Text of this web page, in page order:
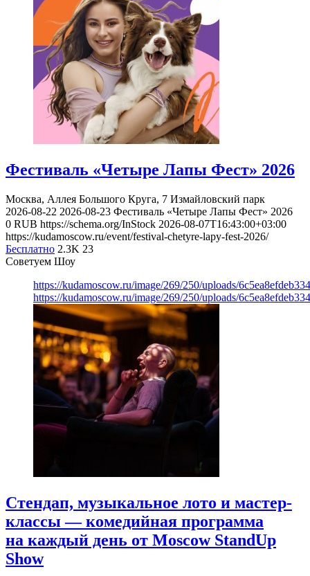
Фестиваль «Четыре Лапы Фест» 2026
Москва, Аллея Большого Круга, 7 Измайловский парк
2026-08-22 2026-08-23 Фестиваль «Четыре Лапы Фест» 2026
0 RUB https://schema.org/InStock 2026-08-07T16:43:00+03:00
https://kudamoscow.ru/event/festival-chetyre-lapy-fest-2026/
Бесплатно 2.3K 23
Советуем Шоу
https://kudamoscow.ru/image/269/250/uploads/
https://kudamoscow.ru/image/269/250/uploads/
Стендап, музыкальное лото и мастер-
классы — комедийная программа
на каждый день от Moscow StandUp
Show